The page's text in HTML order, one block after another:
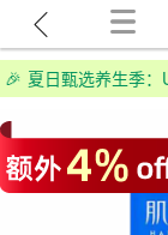
🎉 夏日甄选养生季